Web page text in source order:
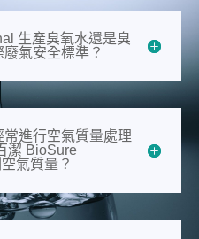
生產臭氧水還是臭
氣安全標準？
進行空氣質量處理
潔 BioSure
氣質量？